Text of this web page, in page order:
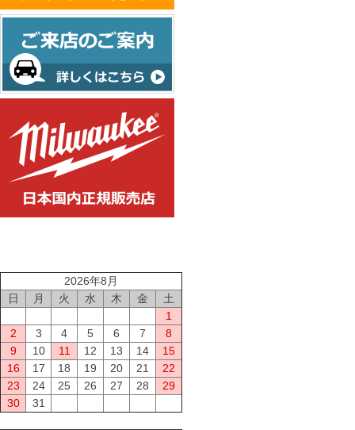
2026年8月
日
月 火 水 木 金
土
1
2
3 4 5 6 7
8
9
10 11 12 13 14
15
16
17 18 19 20 21
22
23
24 25 26 27 28
29
30
31